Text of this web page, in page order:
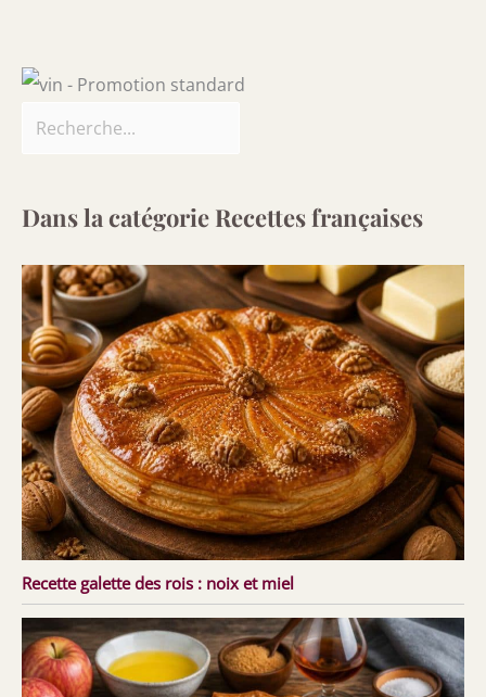
Dans la catégorie Recettes françaises
Recette galette des rois : noix et miel